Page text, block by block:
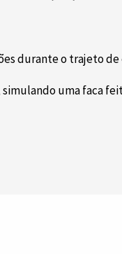
durante o trajeto
uma faca